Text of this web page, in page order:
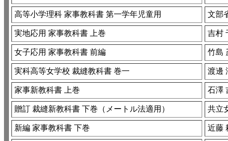
高等小学理科 家事教科書 第一学年児童用 文部
実地応用 家事教科書 上巻 吉村
女子応用 家事教科書 前編 竹島
実科高等女学校 裁縫教科書 巻一 渡邊
家事新教科書 上巻 石澤
贈訂 裁縫新教科書 下巻（メートル法適用） 共立
新編 家事教科書 下巻 近藤